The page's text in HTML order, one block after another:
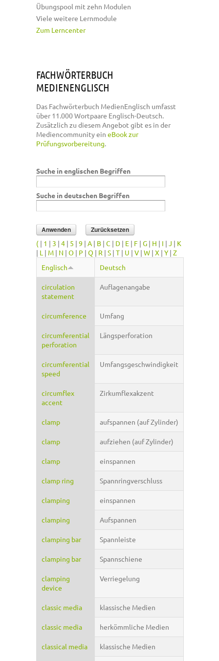
Übungspool mit zehn Modulen
Viele weitere Lernmodule
Zum Lerncenter
FACHWÖRTERBUCH
MEDIENENGLISCH
Das Fachwörterbuch MedienEnglisch umfasst
über 11.000 Wortpaare Englisch-Deutsch.
Zusätzlich zu diesem Angebot gibt es in der
Mediencommunity ein eBook zur
Prüfungsvorbereitung.
Suche in englischen Begriffen
Suche in deutschen Begriffen
( | 1 | 3 | 4 | 5 | 9 | A | B | C | D | E | F | G | H | I | J | K
| L | M | N | O | P | Q | R | S | T | U | V | W | X | Y | Z
Englisch
Deutsch
circulation
statement
Auflagenangabe
circumference Umfang
circumferential
perforation
Längsperforation
circumferential
speed
Umfangsgeschwindigkeit
circumflex
accent
Zirkumflexakzent
clamp aufspannen (auf Zylinder)
clamp aufziehen (auf Zylinder)
clamp einspannen
clamp ring Spannringverschluss
clamping einspannen
clamping Aufspannen
clamping bar Spannleiste
clamping bar Spannschiene
clamping
device
Verriegelung
classic media klassische Medien
classic media herkömmliche Medien
classical media klassische Medien